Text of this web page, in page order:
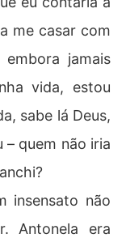
me casar com
jamais
vida, estou
sabe lá Deus,
– quem não iria
insensato não
Antonela era